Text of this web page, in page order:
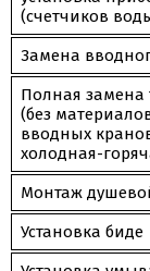
(счетчиков
Замена
Полная замена
(без
вводных
холодная-
Монтаж
Установка биде